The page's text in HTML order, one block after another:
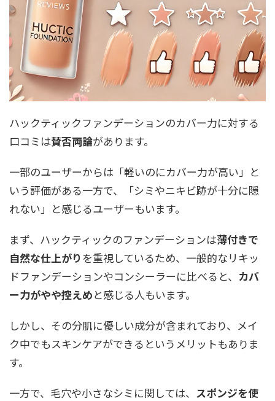
ハックティックファンデーションのカバー力に対する
口コミは賛否両論があります。
一部のユーザーからは「軽いのにカバー力が高い」と
いう評価がある一方で、「シミやニキビ跡が十分に隠
れない」と感じるユーザーもいます。
まず、ハックティックのファンデーションは薄付きで
自然な仕上がりを重視しているため、一般的なリキッ
ドファンデーションやコンシーラーに比べると、 カバ
ー力がやや控えめと感じる人もいます。
しかし、その分肌に優しい成分が含まれており、メイ
ク中でもスキンケアができるというメリットもありま
す。
一方で、毛穴や小さなシミに関しては、 スポンジを使